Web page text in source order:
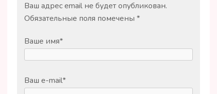
Ваш адрес email не будет опубликован.
Обязательные поля помечены *
Ваше имя*
Ваш e-mail*